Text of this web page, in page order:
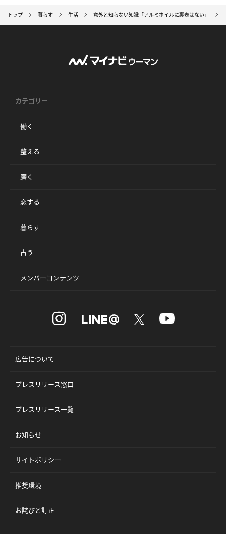
トップ 暮らす 生活 意外と知らない知識「アルミホイルに裏表はない」
カテゴリー
働く
整える
磨く
恋する
暮らす
占う
メンバーコンテンツ
広告について
プレスリリース窓口
プレスリリース一覧
お知らせ
サイトポリシー
推奨環境
お詫びと訂正